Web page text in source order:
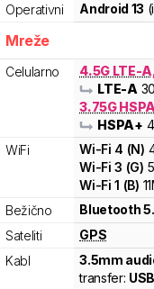
Operativni
Android 13
Mreže
Celularno
4.5G LTE-
LTE-A
3.75G
HSPA+
WiFi
Wi-Fi 4 (N)
Wi-Fi3 (G)
Wi-Fi1 (B) 11
Bežično
Bluetooth
Sateliti
GPS
Kabl
3.5mm
transfer: